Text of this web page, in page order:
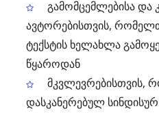
გამომცემლებისა და
ავტორებისთვის,
ტექსტის ხელახლა
წყაროდან
მკვლევრებისთვის,
დასკანერებულ